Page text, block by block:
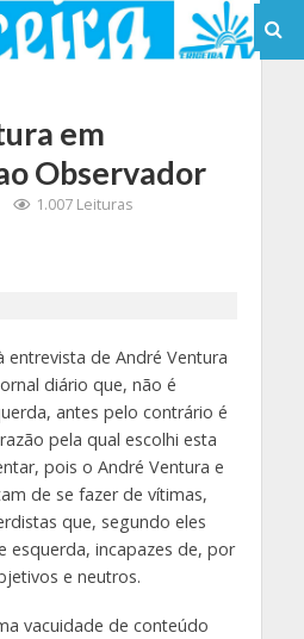
em
Observador
1.007 Leituras
entrevista de André Ventura
diário que, não é
antes pelo contrário é
pela qual escolhi esta
pois o André Ventura e
de se fazer de vítimas,
que, segundo eles
esquerda, incapazes de, por
e neutros.
vacuidade de conteúdo